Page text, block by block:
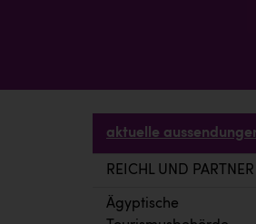
aktuelle
REICHL UND PARTNER
Ägyptische